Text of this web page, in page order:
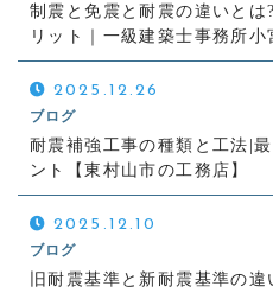
制震と免震と耐震の違いとは
リット｜一級建築士事務所小
2025.12.26
ブログ
耐震補強工事の種類と工法|
ント【東村山市の工務店】
2025.12.10
ブログ
旧耐震基準と新耐震基準の